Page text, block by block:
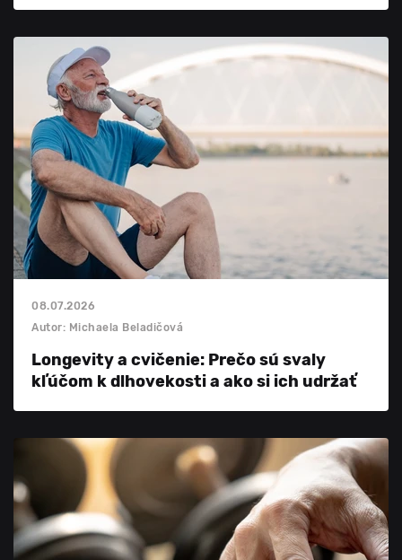
08.07.2026
Autor: Michaela Beladičová
Longevity a cvičenie: Prečo sú svaly
kľúčom k dlhovekosti a ako si ich udržať